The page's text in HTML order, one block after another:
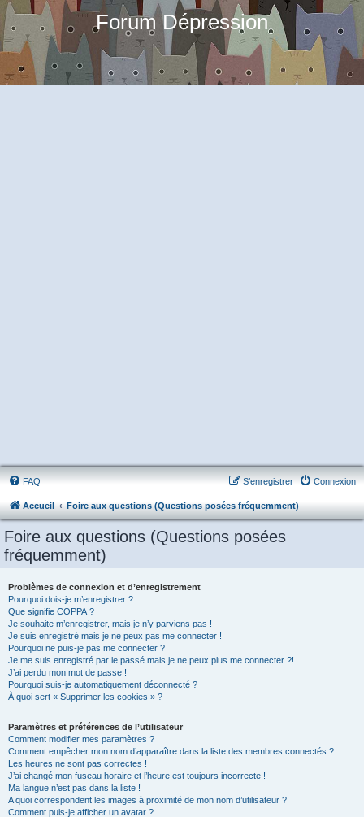
Forum Dépression
FAQ Connexion
S’enregistrer
Accueil Foire aux questions (Questions posées fréquemment)
Foire aux questions (Questions posées
fréquemment)
Problèmes de connexion et d’enregistrement
Pourquoi dois-je m’enregistrer ?
Que signifie COPPA ?
Je souhaite m’enregistrer, mais je n’y parviens pas !
Je suis enregistré mais je ne peux pas me connecter !
Pourquoi ne puis-je pas me connecter ?
Je me suis enregistré par le passé mais je ne peux plus me connecter ?!
J’ai perdu mon mot de passe !
Pourquoi suis-je automatiquement déconnecté ?
À quoi sert « Supprimer les cookies » ?
Paramètres et préférences de l’utilisateur
Comment modifier mes paramètres ?
Comment empêcher mon nom d’apparaître dans la liste des membres connectés ?
Les heures ne sont pas correctes !
J’ai changé mon fuseau horaire et l’heure est toujours incorrecte !
Ma langue n’est pas dans la liste !
A quoi correspondent les images à proximité de mon nom d’utilisateur ?
Comment puis-je afficher un avatar ?